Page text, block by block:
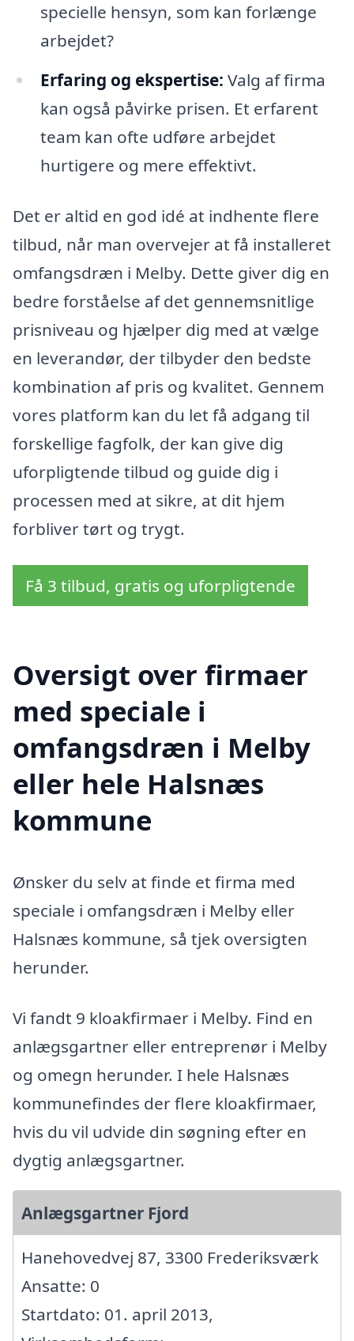
specielle hensyn, som kan forlænge
arbejdet?
Erfaring og ekspertise: Valg af firma
kan også påvirke prisen. Et erfarent
team kan ofte udføre arbejdet
hurtigere og mere effektivt.
Det er altid en god idé at indhente flere
tilbud, når man overvejer at få installeret
omfangsdræn i Melby. Dette giver dig en
bedre forståelse af det gennemsnitlige
prisniveau og hjælper dig med at vælge
en leverandør, der tilbyder den bedste
kombination af pris og kvalitet. Gennem
vores platform kan du let få adgang til
forskellige fagfolk, der kan give dig
uforpligtende tilbud og guide dig i
processen med at sikre, at dit hjem
forbliver tørt og trygt.
Få 3 tilbud, gratis og uforpligtende
Oversigt over firmaer
med speciale i
omfangsdræn i Melby
eller hele Halsnæs
kommune
Ønsker du selv at finde et firma med
speciale i omfangsdræn i Melby eller
Halsnæs kommune, så tjek oversigten
herunder.
Vi fandt 9 kloakfirmaer i Melby. Find en
anlægsgartner eller entreprenør i Melby
og omegn herunder. I hele Halsnæs
kommunefindes der flere kloakfirmaer,
hvis du vil udvide din søgning efter en
dygtig anlægsgartner.
Anlægsgartner Fjord
Hanehovedvej 87, 3300 Frederiksværk
Ansatte: 0
Startdato: 01. april 2013,